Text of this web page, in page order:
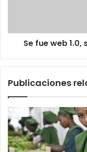
2.0,
Se fue web 1.0,
Publicaciones